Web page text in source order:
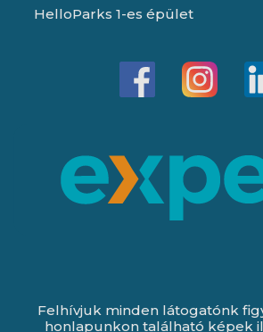
HelloParks 1-es épület
Felhívjuk minden látogatónk
honlapunkon található képek